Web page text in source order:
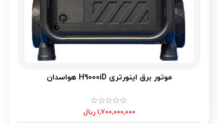
موتور برق اینورتری H9000iD هواسدان
۱,۷۰۰,۰۰۰,۰۰۰ ریال